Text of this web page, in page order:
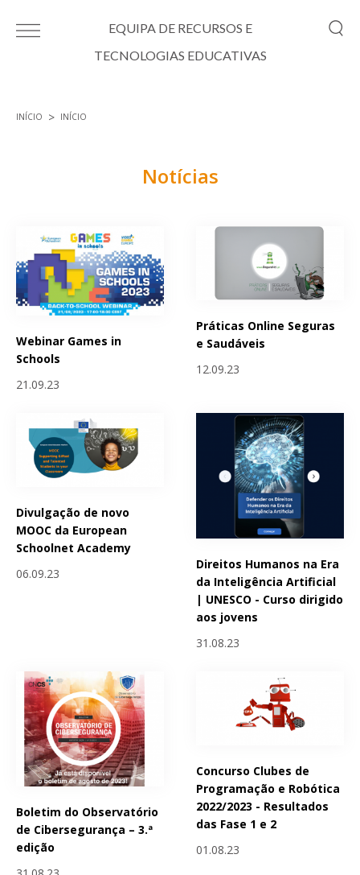
EQUIPA DE RECURSOS E
TECNOLOGIAS EDUCATIVAS
INÍCIO INÍCIO
Notícias
Webinar Games in
Schools
21.09.23
Práticas Online Seguras
e Saudáveis
12.09.23
Divulgação de novo
MOOC da European
Schoolnet Academy
06.09.23
Direitos Humanos na Era
da Inteligência Artificial
| UNESCO - Curso dirigido
aos jovens
31.08.23
Boletim do Observatório
de Cibersegurança – 3.ª
edição
Concurso Clubes de
Programação e Robótica
2022/2023 - Resultados
das Fase 1 e 2
01.08.23
Páginas